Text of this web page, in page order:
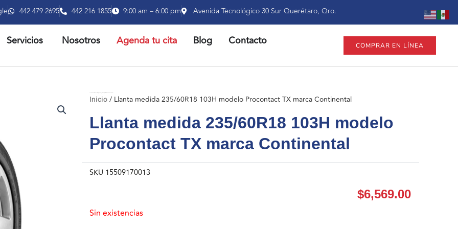
442 479 2695 442 216 1855 9:00 am – 6:00 pm Avenida Tecnológico 30 Sur Querétaro, Qro.
PRODUCTOS
Servicios ABRIR SERVICIOS
Nosotros Agenda tu cita Blog Contacto COMPRAR EN LÍNEA
Inicio/ Llanta medida 235/60R18 103H modelo Procontact TX marca Continental
Llanta medida 235/60R18 103H modelo
Procontact TX marca Continental
SKU 15509170013
$6,569.00
Sin existencias